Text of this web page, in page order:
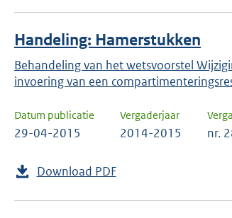
Handeling: Hamerstukken
Behandeling van het wetsvoorstel
invoering van een
Datum publicatie
29-04-2015
Vergaderjaar
2014-2015 nr.
Download PDF